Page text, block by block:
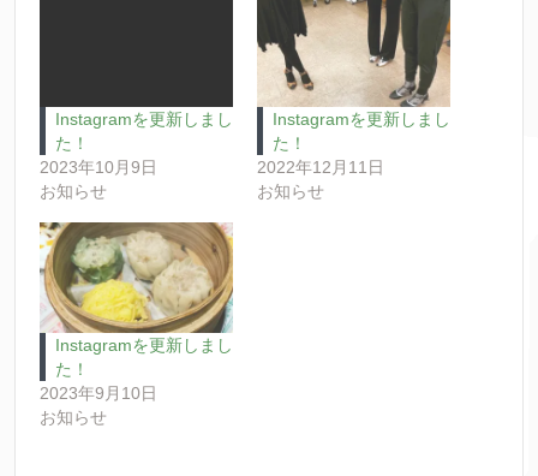
Instagramを更新しまし
た！
2023年10月9日
お知らせ
Instagramを更新しまし
た！
2022年12月11日
お知らせ
Instagramを更新しまし
た！
2023年9月10日
お知らせ